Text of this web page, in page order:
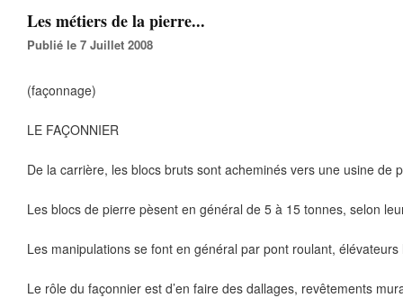
Les métiers de la pierre...
Publié le 7 Juillet 2008
(façonnage)
LE FAÇONNIER
De la carrière, les blocs bruts sont acheminés vers une usine de
Les blocs de pierre pèsent en général de 5 à 15 tonnes, selon
Les manipulations se font en général par pont roulant,
Le rôle du façonnier est d’en faire des dallages, revêtements